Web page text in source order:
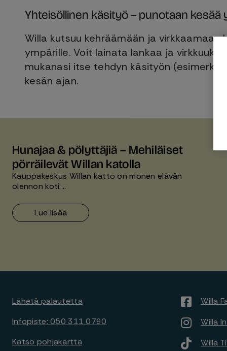
Yhteisöllinen käsityö – punotaan kesää
Willa kutsuu kehräämään ja virkkaamaan
ympärille. Voit lainata lankaa ja
mukanasi itse tehdyn käsityön
kesän ajan.
Hunajaa & pölyttäjiä – Mehiläiset
pörräilevät Willan katolla
Kauppakeskus Willan katto on monen elävän
olennon koti.…
Lue lisää
Lähetä palautetta
Infopiste: 050 311 0790
Katso pohjakartta
Willa
Willa
Willa